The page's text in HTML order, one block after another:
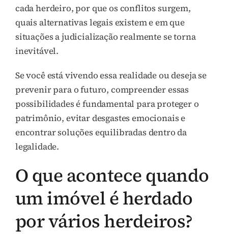
cada herdeiro, por que os conflitos surgem,
quais alternativas legais existem e em que
situações a judicialização realmente se torna
inevitável.
Se você está vivendo essa realidade ou deseja se
prevenir para o futuro, compreender essas
possibilidades é fundamental para proteger o
patrimônio, evitar desgastes emocionais e
encontrar soluções equilibradas dentro da
legalidade.
O que acontece quando
um imóvel é herdado
por vários herdeiros?